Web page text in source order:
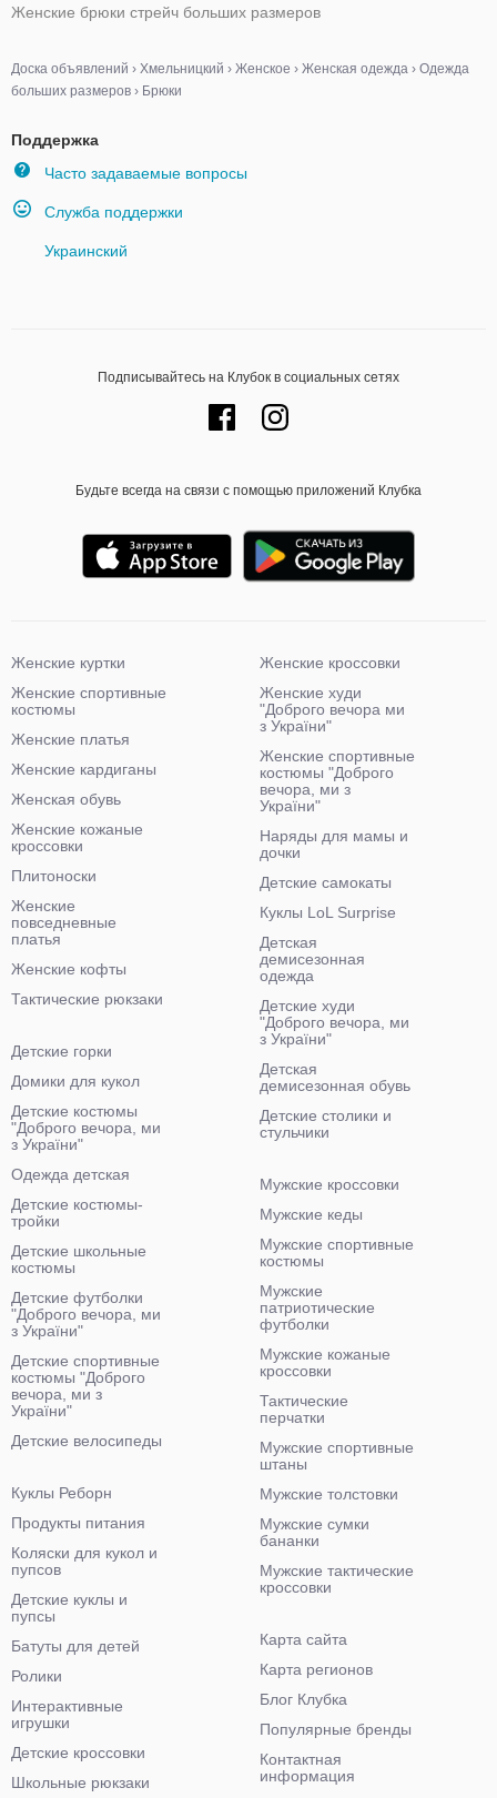
Женские брюки стрейч больших размеров
Доска объявлений › Хмельницкий › Женское › Женская одежда › Одежда
больших размеров › Брюки
Поддержка
Часто задаваемые вопросы
Служба поддержки
Украинский
Подписывайтесь на Клубок в социальных сетях
Будьте всегда на связи с помощью приложений Клубка
Женские куртки
Женские спортивные
костюмы
Женские платья
Женские кардиганы
Женская обувь
Женские кожаные
кроссовки
Плитоноски
Женские
повседневные
платья
Женские кофты
Тактические рюкзаки
Женские кроссовки
Женские худи
"Доброго вечора ми
з України"
Женские спортивные
костюмы "Доброго
вечора, ми з
України"
Наряды для мамы и
дочки
Детские самокаты
Куклы LoL Surprise
Детская
демисезонная
одежда
Детские худи
"Доброго вечора, ми
з України"
Детская
демисезонная обувь
Детские столики и
стульчики
Детские горки
Домики для кукол
Детские костюмы
"Доброго вечора, ми
з України"
Одежда детская
Детские костюмы-
тройки
Детские школьные
костюмы
Детские футболки
"Доброго вечора, ми
з України"
Детские спортивные
костюмы "Доброго
вечора, ми з
України"
Детские велосипеды
Мужские кроссовки
Мужские кеды
Мужские спортивные
костюмы
Мужские
патриотические
футболки
Мужские кожаные
кроссовки
Тактические
перчатки
Мужские спортивные
штаны
Мужские толстовки
Мужские сумки
бананки
Мужские тактические
кроссовки
Куклы Реборн
Продукты питания
Коляски для кукол и
пупсов
Детские куклы и
пупсы
Батуты для детей
Ролики
Интерактивные
игрушки
Детские кроссовки
Школьные рюкзаки
Карта сайта
Карта регионов
Блог Клубка
Популярные бренды
Контактная
информация